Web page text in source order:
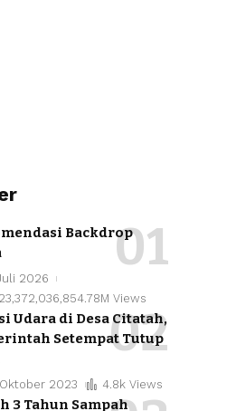
Backdrop
2026
Views
Udara di Desa Citatah,
Setempat Tutup
2023 4.8k Views
3 Tahun Sampah